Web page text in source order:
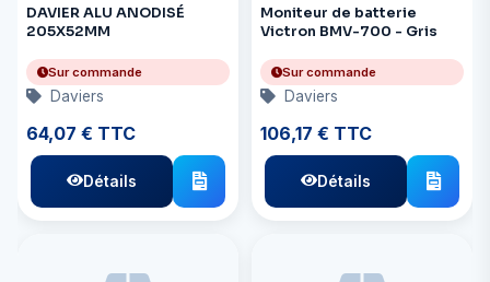
DAVIER ALU ANODISÉ
205X52MM
Sur commande
Daviers
64,07 € TTC
Détails
Moniteur de batterie
Victron BMV-700 - Gris
Sur commande
Daviers
106,17 € TTC
Détails